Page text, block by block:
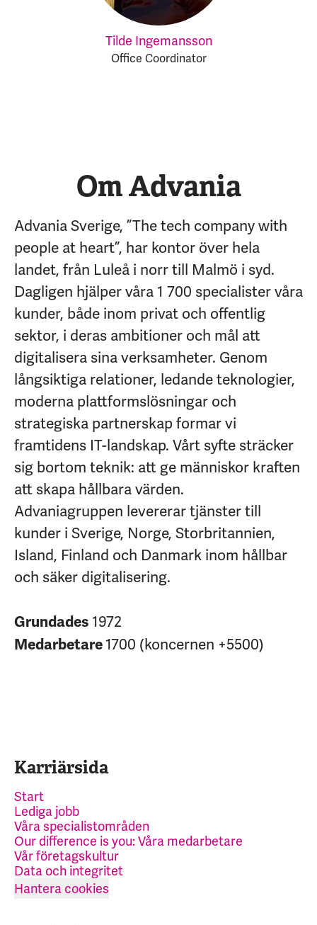
Tilde Ingemansson
Office Coordinator
Om Advania
Advania Sverige, ”The tech company with
people at heart”, har kontor över hela
landet, från Luleå i norr till Malmö i syd.
Dagligen hjälper våra 1 700 specialister våra
kunder, både inom privat och offentlig
sektor, i deras ambitioner och mål att
digitalisera sina verksamheter. Genom
långsiktiga relationer, ledande teknologier,
moderna plattformslösningar och
strategiska partnerskap formar vi
framtidens IT-landskap. Vårt syfte sträcker
sig bortom teknik: att ge människor kraften
att skapa hållbara värden.
Advaniagruppen levererar tjänster till
kunder i Sverige, Norge, Storbritannien,
Island, Finland och Danmark inom hållbar
och säker digitalisering.
Grundades1972
Medarbetare1700 (koncernen +5500)
Karriärsida
Start
Lediga jobb
Våra specialistområden
Our difference is you: Våra medarbetare
Vår företagskultur
Data och integritet
Hantera cookies